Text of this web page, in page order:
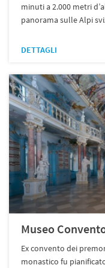
minuti a 2.000 metri
panorama sulle Alpi
DETTAGLI
Museo
Ex convento dei
monastico fu